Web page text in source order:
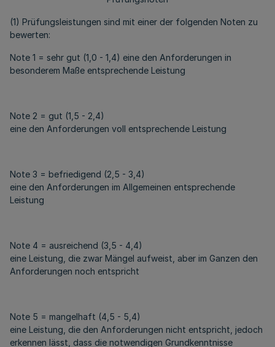
(1) Prüfungsleistungen sind mit einer der folgenden Noten zu
bewerten:
Note 1 = sehr gut (1,0 - 1,4) eine den Anforderungen in
besonderem Maße entsprechende Leistung
Note 2 = gut (1,5 - 2,4)
eine den Anforderungen voll entsprechende Leistung
Note 3 = befriedigend (2,5 - 3,4)
eine den Anforderungen im Allgemeinen entsprechende
Leistung
Note 4 = ausreichend (3,5 - 4,4)
eine Leistung, die zwar Mängel aufweist, aber im Ganzen den
Anforderungen noch entspricht
Note 5 = mangelhaft (4,5 - 5,4)
eine Leistung, die den Anforderungen nicht entspricht, jedoch
erkennen lässt, dass die notwendigen Grundkenntnisse